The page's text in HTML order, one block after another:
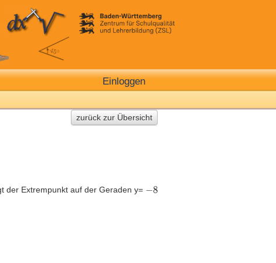
Einloggen
zurück zur Übersicht
der Extrempunkt auf der Geraden y=